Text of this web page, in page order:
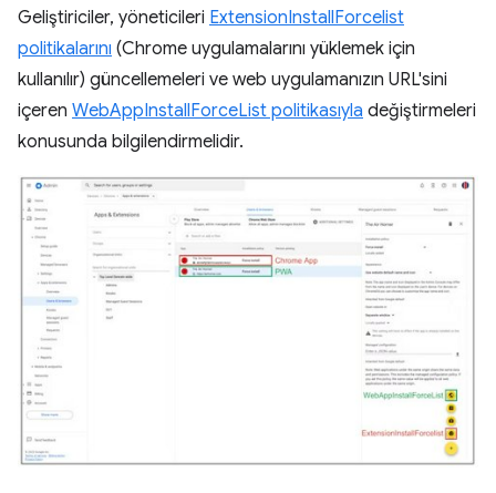
Geliştiriciler, yöneticileri ExtensionInstallForcelist
politikalarını (Chrome uygulamalarını yüklemek için
kullanılır) güncellemeleri ve web uygulamanızın URL'sini
içeren WebAppInstallForceList politikasıyla değiştirmeleri
konusunda bilgilendirmelidir.